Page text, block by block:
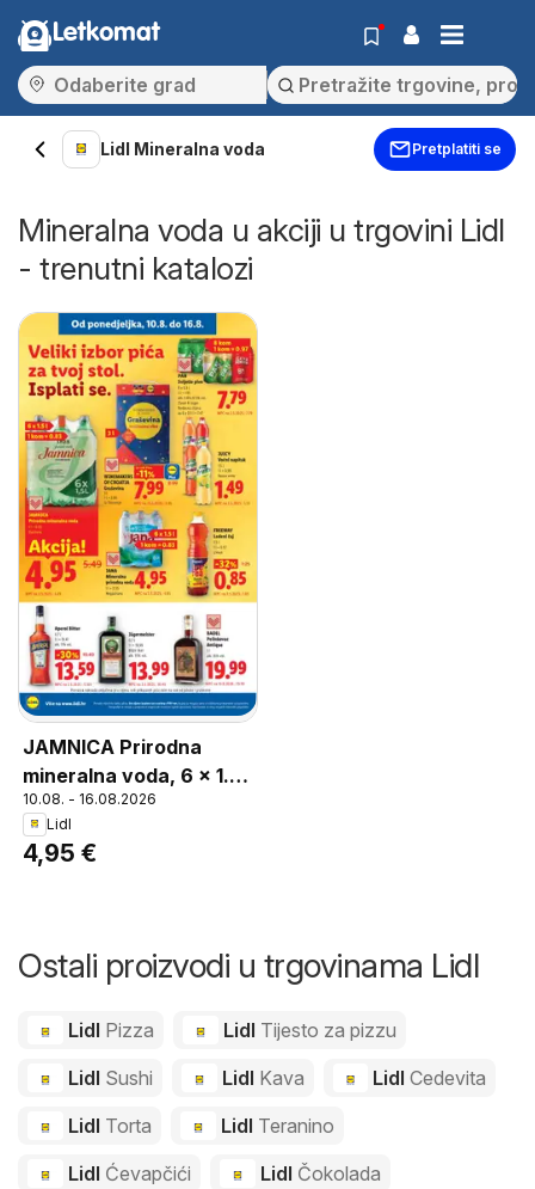
Letkomat
Lidl Mineralna voda Pretplatiti se
Mineralna voda u akciji u trgovini Lidl
- trenutni katalozi
JAMNICA Prirodna
mineralna voda, 6 x 1.5 l
Gazirana
10.08. - 16.08.2026
Lidl
4,95 €
Ostali proizvodi u trgovinama Lidl
Lidl Pizza Lidl Tijesto za pizzu
Lidl Sushi Lidl Kava LidlCedevita
Lidl Torta Lidl Teranino
Lidl Ćevapčići Lidl Čokolada